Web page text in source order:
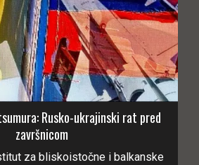
Rusko-ukrajinski rat pred
završnicom
za bliskoistočne i balkanske